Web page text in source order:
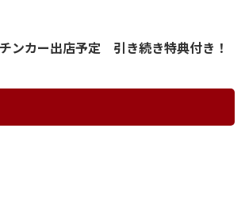
ンカー出店予定 引き続き特典付き！